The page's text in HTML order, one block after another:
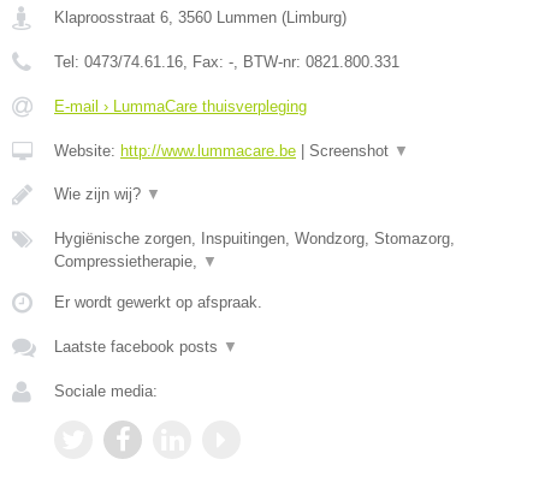
Klaproosstraat 6, 3560 Lummen (Limburg)
Tel: 0473/74.61.16, Fax: -, BTW-nr: 0821.800.331
E-mail › LummaCare thuisverpleging
Website: http://www.lummacare.be Screenshot ▼
Wie zijn wij? ▼
Hygiënische zorgen, Inspuitingen, Wondzorg, Stomazorg,
Compressietherapie, ▼
Er wordt gewerkt op afspraak.
Laatste facebook posts ▼
Sociale media: